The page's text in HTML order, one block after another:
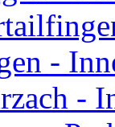
-
-